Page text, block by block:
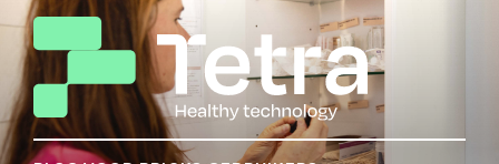
naar
inhoud